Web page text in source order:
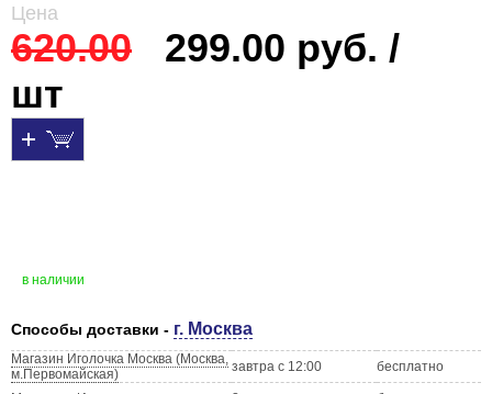
Цена
620.00
299.00 руб. /
шт
в наличии
Способы доставки - г. Москва
Магазин Иголочка Москва (Москва,
м.Первомайская)
завтра с 12:00 бесплатно